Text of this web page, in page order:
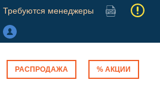
Требуются менеджеры
РАСПРОДАЖА % АКЦИИ